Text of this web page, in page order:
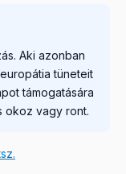
Aki azonban
tüneteit
támogatására
okoz vagy ront.